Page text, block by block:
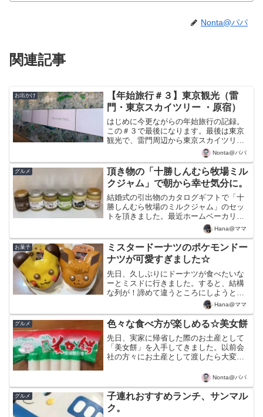
Nonta@パパ
関連記事
お出かけ
【年始旅行＃３】東京観光（雷
門・東京スカイツリー ・原宿）
はじめに今更ながらの年始旅行の記録。
この＃３で最後になります。最後は東京
観光で、雷門周辺から東京スカイツリー
へ行って、最後に娘の要望で原宿に立ち
寄りました。地方の田舎者にとっては東
京は大都会なので、田舎者丸出しで観光
してきました（笑）東京観...
Nonta@パパ
グルメ
頂き物の「十勝しんむら牧場ミル
クジャム」で朝から幸せ気分に。
結婚式の引出物のカタログギフトで「十
勝しんむら牧場のミルクジャム」のセッ
トを頂きました。最近ホームベーカリー
で毎朝のように食パンを作っており、ジ
ャムがすぐに無くなってしまうので、パ
パと相談して、このジャムを注文するこ
とに決定しました。セット...
Hana@ママ
お菓子
ミスタードーナツのポケモンドー
ナツが可愛すぎました☆
先日、久しぶりにドーナツが食べたいな
ーとミスドに行きました。すると、結構
な列が！諦めて違うところにしようとす
ると、ポケモンとのコラボ商品を発見し
た子供達が並びたいというので、並んで
購入しました。しかし、並んだかいがあ
って、購入したピカチュウ...
Hana@ママ
グルメ 色々な食べ方が楽しめる☆美女餅
先日、実家に帰省した際のお土産として
「美女餅」を入手してきました。以前会
社の方々にお土産として渡したら大変喜
とにしました。美女餅はかなりローカル
な食べ物ですが、お米から作られていて
東北地方のきりたんぽに似...
Nonta@パパ
グルメ
子連れおすすめランチ、サンマル
ク。